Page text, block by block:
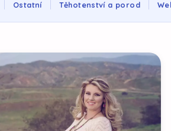
Ostatní Těhotenství a porod